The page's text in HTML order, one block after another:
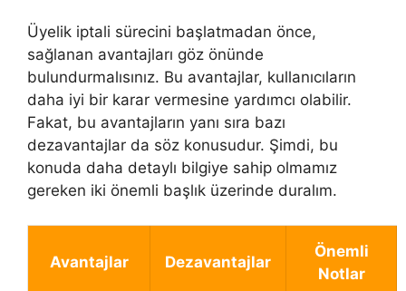
Üyelik iptali sürecini başlatmadan önce,
sağlanan avantajları göz önünde
bulundurmalısınız. Bu avantajlar, kullanıcıların
daha iyi bir karar vermesine yardımcı olabilir.
Fakat, bu avantajların yanı sıra bazı
dezavantajlar da söz konusudur. Şimdi, bu
konuda daha detaylı bilgiye sahip olmamız
gereken iki önemli başlık üzerinde duralım.
Avantajlar Dezavantajlar
Önemli
Notlar